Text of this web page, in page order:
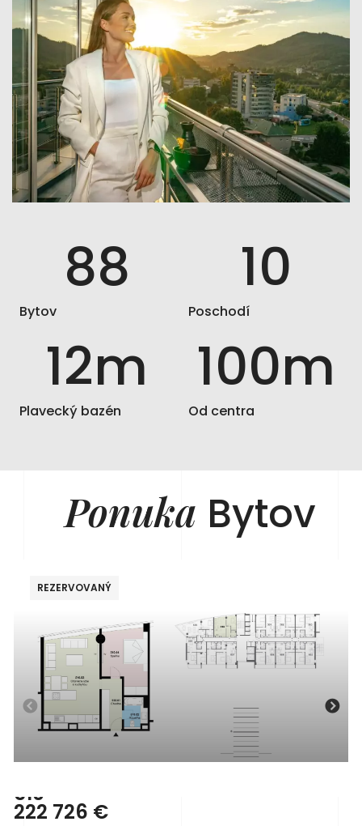
88
Bytov
10
Poschodí
12m
Plavecký bazén
100m
Od centra
Ponuka Bytov
REZERVOVANÝ
510
222 726 €